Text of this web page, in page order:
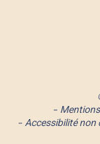
Accessibilité non